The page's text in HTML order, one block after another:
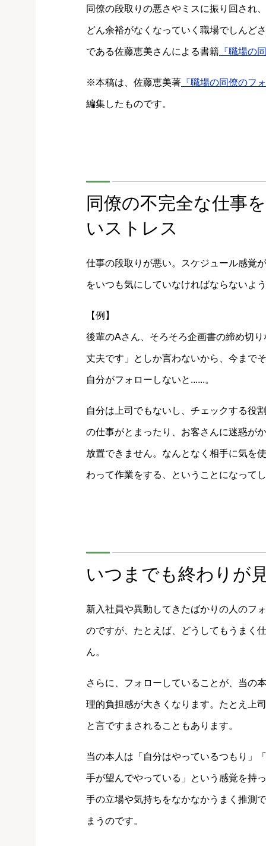
同僚の段取りの悪さやミスに振り回され
どん余裕がなくなっていく職場でしんど
である佐藤恵美さんによる書籍 『職場の
※本稿は、佐藤恵美著 『職場の同僚のフ
編集したものです。
同僚の不完全な仕事
いストレス
仕事の段取りが悪い。スケジュール感覚
をいつも気にしていなければならないよ
【例】
後輩のAさん、そろそろ企画書の締め切
丈夫です」としか言わないから、今まで
自分がフォローしないと......。
自分は上司でもないし、チェックする役
の仕事がとまったり、お客さんに迷惑が
放置できません。なんとなく相手に気を
わって作業をする、ということになって
いつまでも終わりが
新入社員や異動してきたばかりの人のフ
のですが、たとえば、どうしてもうまく
ん。
さらに、フォローしていることが、当の
理的負担感が大きくなります。たとえ上
と言ですまされることもあります。
当の本人は「自分はやっているつもり」
手が望んでやっている」という感覚を持
手の立場や気持ちをなかなかうまく推測
まうのです。